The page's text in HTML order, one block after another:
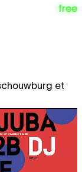
free
et